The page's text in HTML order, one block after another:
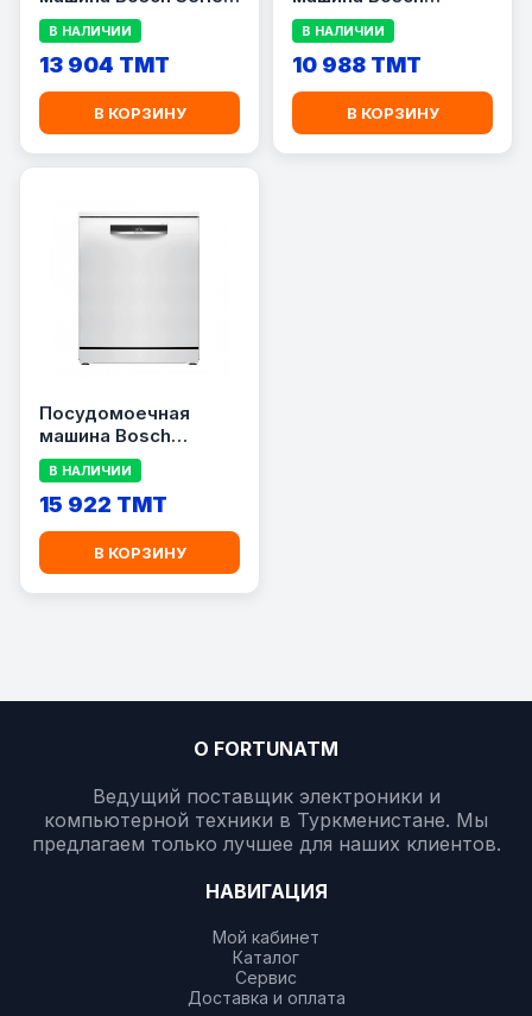
SMS6EMI65Q
В НАЛИЧИИ
13 904 TMT
В КОРЗИНУ
SMS45DW10Q
В НАЛИЧИИ
10 988 TMT
В КОРЗИНУ
Посудомоечная
машина Bosch
SMS6EMW38Q
В НАЛИЧИИ
15 922 TMT
В КОРЗИНУ
О FORTUNATM
Ведущий поставщик электроники и
компьютерной техники в Туркменистане. Мы
предлагаем только лучшее для наших клиентов.
НАВИГАЦИЯ
Мой кабинет
Каталог
Сервис
Доставка и оплата